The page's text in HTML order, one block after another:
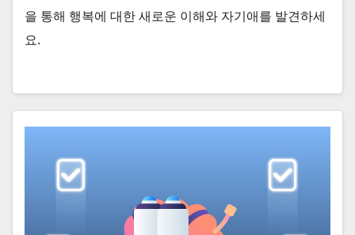
을 통해 행복에 대한 새로운 이해와 자기애를 발견하세
요.